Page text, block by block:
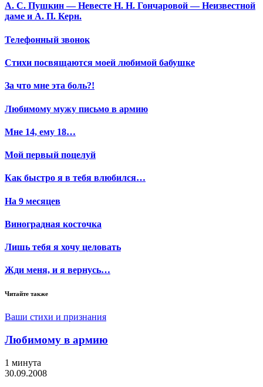
А. С. Пушкин — Невесте Н. Н. Гончаровой — Неизвестной
даме и А. П. Керн.
Телефонный звонок
Стихи посвящаются моей любимой бабушке
За что мне эта боль?!
Любимому мужу письмо в армию
Мне 14, ему 18…
Мой первый поцелуй
Как быстро я в тебя влюбился…
На 9 месяцев
Виноградная косточка
Лишь тебя я хочу целовать
Жди меня, и я вернусь…
Читайте также
Ваши стихи и признания
Любимому в армию
1 минута
30.09.2008